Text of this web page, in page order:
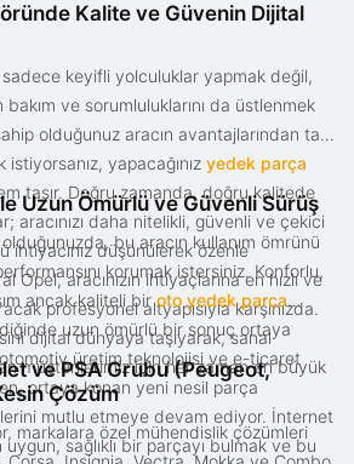
Kalite ve Güvenin Dijital
keyifli yolculuklar yapmak değil,
bakım ve sorumluluklarını da üstlenmek
olduğunuz aracın avantajlarından tam
yapacağınız yedek parça
taşır. Doğru zamanda, doğru kalitede
aracınızı daha nitelikli, güvenli ve çekici
ihtiyacınız düşünülerek özenle
Opel, aracınızın ihtiyaçlarına en hızlı ve
profesyonel altyapısıyla karşınızda.
dijital dünyaya taşıyarak, sanal
müşterilerimiz için her zaman en büyük
Uzun Ömürlü ve Güvenli Sürüş
bu aracın kullanım ömrünü
korumak istersiniz. Konforlu,
ancak kaliteli biroto yedek parça
uzun ömürlü bir sonuç ortaya
üretim teknolojisi ve e-ticaret
ortaya konan yeni nesil parça
mutlu etmeye devam ediyor. İnternet
uygun, sağlıklı bir parçayı bulmak ve bu
ve PSA Grubu (Peugeot,
Çözüm
markalara özel mühendislik çözümleri